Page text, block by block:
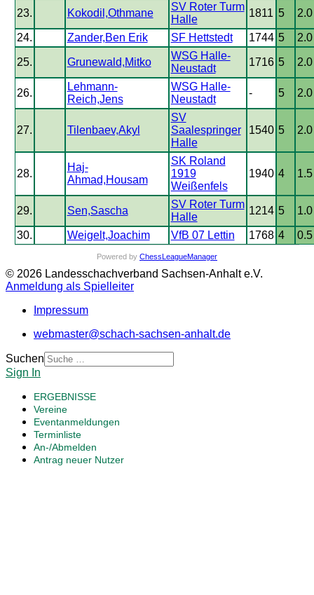
23. Kokodil,Othmane
SV Roter Turm
Halle
1811 5 2.0
24. Zander,Ben Erik SF Hettstedt 1744 5 2.0
25. Grunewald,Mitko
WSG Halle-
Neustadt
1716 5 2.0
26.
Lehmann-
Reich,Jens
WSG Halle-
Neustadt
- 5 2.0
27. Tilenbaev,Akyl
SV
Saalespringer
Halle
1540 5 2.0
28.
Haj-
Ahmad,Housam
SK Roland
1919
Weißenfels
1940 4 1.5
29. Sen,Sascha
SV Roter Turm
Halle
1214 5 1.0
30. Weigelt,Joachim VfB 07 Lettin 1768 4 0.5
Powered by ChessLeagueManager
© 2026 Landesschachverband Sachsen-Anhalt e.V.
Anmeldung als Spielleiter
Impressum
webmaster@schach-sachsen-anhalt.de
Suchen
Sign In
ERGEBNISSE
Vereine
Eventanmeldungen
Terminliste
An-/Abmelden
Antrag neuer Nutzer